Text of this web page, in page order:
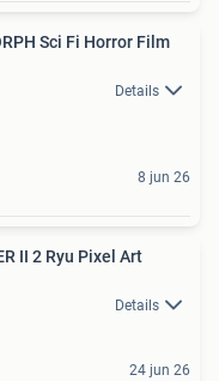
Sci Fi Horror Film
Details
8 jun 26
II 2 Ryu Pixel Art
Details
24 jun 26